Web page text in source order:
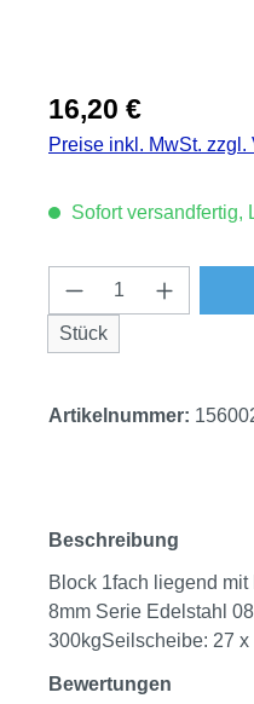
Regulärer Preis:
16,20 €
Preise inkl. MwSt. zzgl.
Sofort versandfertig,
Produkt
Stück
Artikelnummer:
Beschreibung
Block 1fach liegend
8mm Serie Edelstahl
300kgSeilscheibe: 27 x
Bewertungen